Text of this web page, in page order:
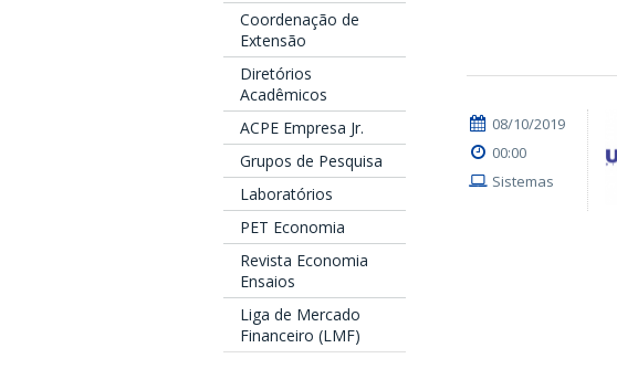
Coordenação de
Extensão
Diretórios
Acadêmicos
ACPE Empresa Jr.
Grupos de Pesquisa
Laboratórios
PET Economia
Revista Economia
Ensaios
Liga de Mercado
Financeiro (LMF)
08/10/2019
00:00
Sistemas